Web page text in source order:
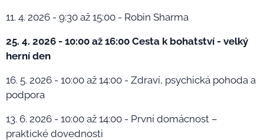
11. 4. 2026 - 9:30 až 15:00 - Robin Sharma
25. 4. 2026 - 10:00 až 16:00 Cesta k bohatství - velký
herní den
16. 5. 2026 - 10:00 až 14:00 - Zdraví, psychická pohoda a
podpora
13. 6. 2026 - 10:00 až 14:00 - První domácnost –
praktické dovednosti